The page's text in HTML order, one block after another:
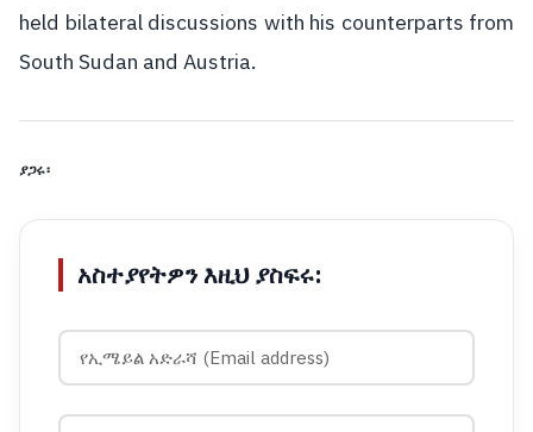
held bilateral discussions with his counterparts from
South Sudan and Austria.
ያጋሩ፡
አስተያየትዎን እዚህ ያስፍሩ: